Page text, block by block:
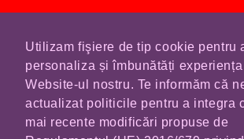
Utilizam fişiere de tip cookie pentru
personaliza și îmbunătăți
Website-ul nostru. Te informăm că
actualizat politicile pentru a integra
mai recente modificări propuse de
IN CURAND INCHIDEM LISTA DE COMENZI
RUGAM SA VA PLASATI COMENZILE